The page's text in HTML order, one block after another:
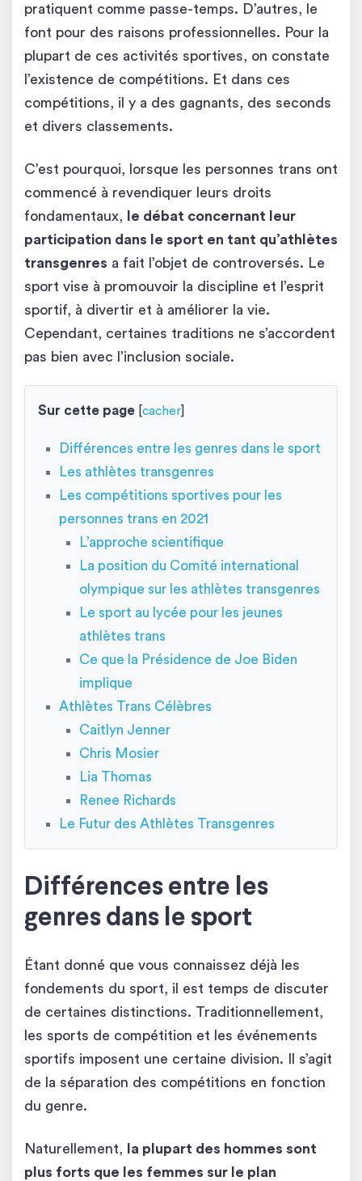
pratiquent comme passe-temps. D’autres, le
font pour des raisons professionnelles. Pour la
plupart de ces activités sportives, on constate
l’existence de compétitions. Et dans ces
compétitions, il y a des gagnants, des seconds
et divers classements.
C’est pourquoi, lorsque les personnes trans ont
commencé à revendiquer leurs droits
fondamentaux,
le débat concernant leur
participation dans le sport en tant qu’athlètes
transgenres a fait l’objet de controversés. Le
sport vise à promouvoir la discipline et l’esprit
sportif, à divertir et à améliorer la vie.
Cependant, certaines traditions ne s’accordent
pas bien avec l’inclusion sociale.
Sur cette page cacher
Différences entre les genres dans le sport
Les athlètes transgenres
Les compétitions sportives pour les
personnes trans en 2021
L’approche scientifique
La position du Comité international
olympique sur les athlètes transgenres
Le sport au lycée pour les jeunes
athlètes trans
Ce que la Présidence de Joe Biden
implique
Athlètes Trans Célèbres
Caitlyn Jenner
Chris Mosier
Lia Thomas
Renee Richards
Le Futur des Athlètes Transgenres
Différences entre les
genres dans le sport
Étant donné que vous connaissez déjà les
fondements du sport, il est temps de discuter
de certaines distinctions. Traditionnellement,
les sports de compétition et les événements
sportifs imposent une certaine division. Il s’agit
de la séparation des compétitions en fonction
du genre.
Naturellement,
la plupart des hommes sont
plus forts que les femmes sur le plan